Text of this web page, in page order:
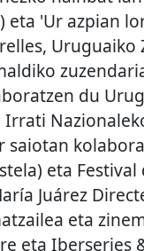
eta 'Ur azpian
Uruguaiko
du
eta Festival
Juárez
eta
eta Iberseries